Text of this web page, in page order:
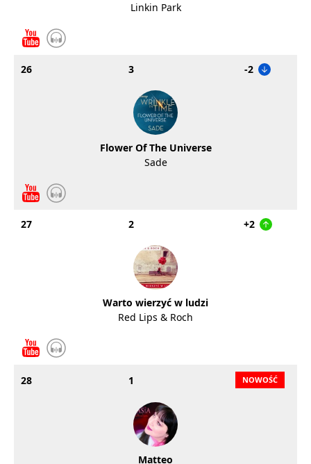
Linkin Park
26 3 -2
Flower Of The Universe
Sade
27 2 +2
Warto wierzyć w ludzi
Red Lips & Roch
28 1
Matteo